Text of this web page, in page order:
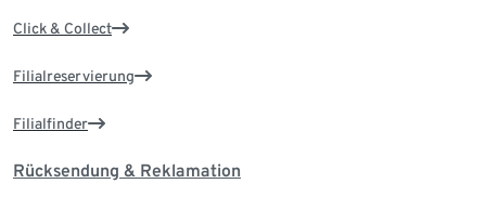
Click & Collect
Filialreservierung
Filialfinder
Rücksendung & Reklamation